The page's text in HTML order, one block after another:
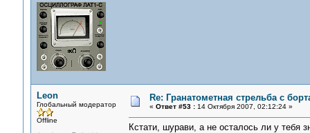
Leon
Глобальный модератор
Offline
Re: Гранатометная стрельба с
« Ответ #53 :14 Октября 2007, 02:12:24 »
Кстати, шурави, а не осталось ли у